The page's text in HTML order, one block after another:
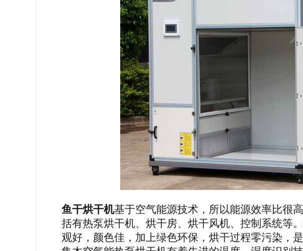
鱼干烘干机基于空气能源技术，所以能源效率比很高
括有热泵烘干机、烘干房、烘干风机、控制系统等
观好，颜色佳，加上绿色环保，烘干过程零污染，